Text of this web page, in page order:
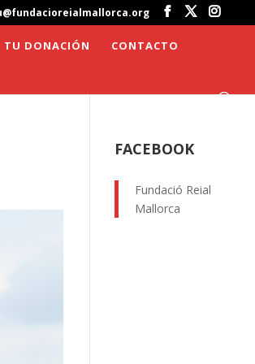
TU DONACIÓN CONTACTO
FACEBOOK
Fundació Reial
Mallorca